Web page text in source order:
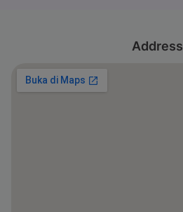
Address